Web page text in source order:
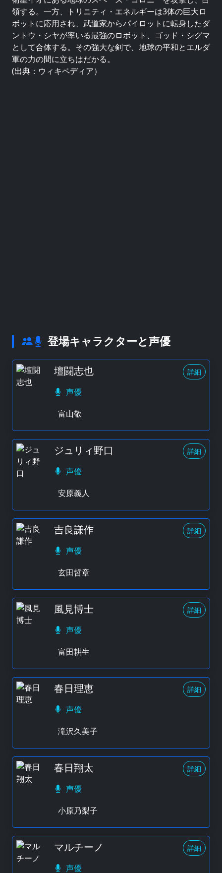
領する。一方、トリニティ・エネルギーは3体の巨大ロ
ボットに応用され、武道家からパイロットに転身したダ
ントウ・シヤが率いる最強のロボット、ゴッド・シグマ
として合体する。その強大な剣で、地球の平和とエルダ
軍の力の間に立ちはだかる。
(出典：ウィキペディア）
登場キャラクターと声優
壇闘志也 詳細
声優
富山敬
ジュリィ野口 詳細
声優
安原義人
吉良謙作 詳細
声優
玄田哲章
風見博士 詳細
声優
富田耕生
春日理恵 詳細
声優
滝沢久美子
春日翔太 詳細
声優
小原乃梨子
マルチーノ 詳細
声優